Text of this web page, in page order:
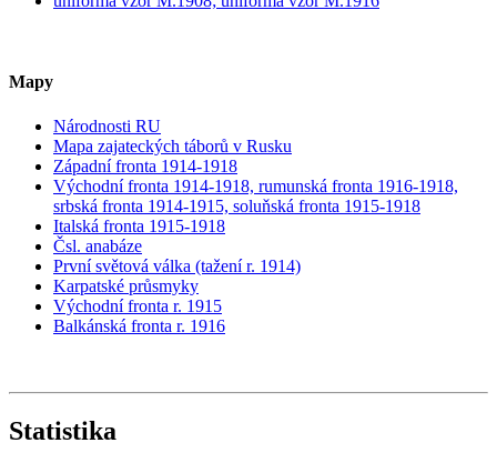
Mapy
Národnosti RU
Mapa zajateckých táborů v Rusku
Západní fronta 1914-1918
Východní fronta 1914-1918, rumunská fronta 1916-1918,
srbská fronta 1914-1915, soluňská fronta 1915-1918
Italská fronta 1915-1918
Čsl. anabáze
První světová válka (tažení r. 1914)
Karpatské průsmyky
Východní fronta r. 1915
Balkánská fronta r. 1916
Statistika